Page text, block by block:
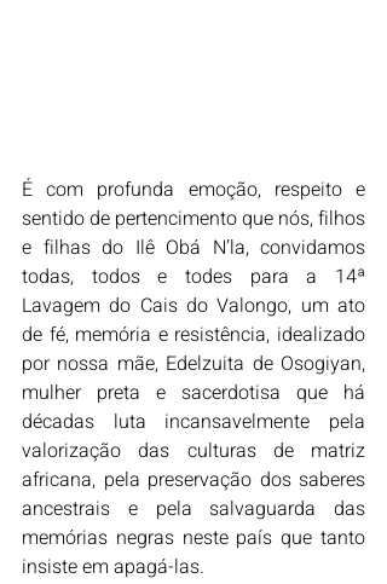
É com profunda emoção, respeito e
sentido de pertencimento que nós, filhos
e filhas do Ilê Obá N’la, convidamos
todas, todos e todes para a 14ª
Lavagem do Cais do Valongo, um ato
de fé, memória e resistência, idealizado
por nossa mãe, Edelzuita de Osogiyan,
mulher preta e sacerdotisa que há
décadas luta incansavelmente pela
valorização das culturas de matriz
africana, pela preservação dos saberes
ancestrais e pela salvaguarda das
memórias negras neste país que tanto
insiste em apagá-las.